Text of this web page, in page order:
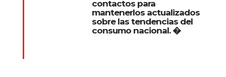
contactos para
mantenerlos actualizados
sobre las tendencias del
consumo nacional. �